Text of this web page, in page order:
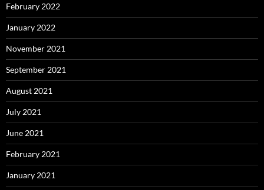
February 2022
January 2022
November 2021
September 2021
August 2021
July 2021
June 2021
February 2021
January 2021